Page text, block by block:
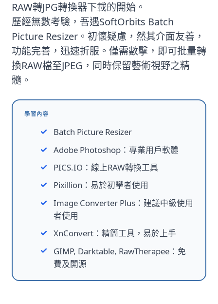
RAW轉JPG轉換器下載的開始。
歷經無數考驗，吾遇SoftOrbits Batch
Picture Resizer 。初懷疑慮，然其介面友善，
功能完善，迅速折服。僅需數擊，即可批量轉
換RAW檔至JPEG，同時保留藝術視野之精
髓。
學習內容
Batch Picture Resizer
Adobe Photoshop：專業用戶軟體
PICS.IO：線上RAW轉換工具
Pixillion：易於初學者使用
Image Converter Plus：建議中級使用
者使用
XnConvert：精簡工具，易於上手
GIMP, Darktable, RawTherapee：免
費及開源